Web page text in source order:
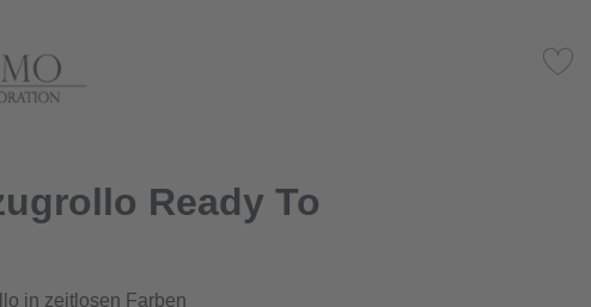
Ready To
in zeitlosen Farben